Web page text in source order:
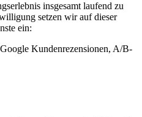
insgesamt laufend zu
setzen wir auf dieser
ein:
Kundenrezensionen, A/B-